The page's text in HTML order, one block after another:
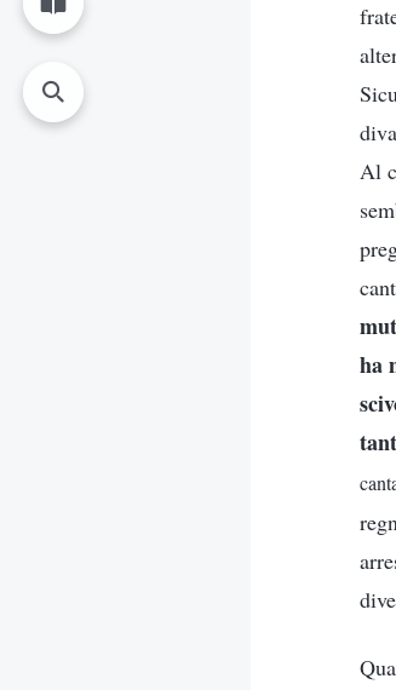
Al
ha